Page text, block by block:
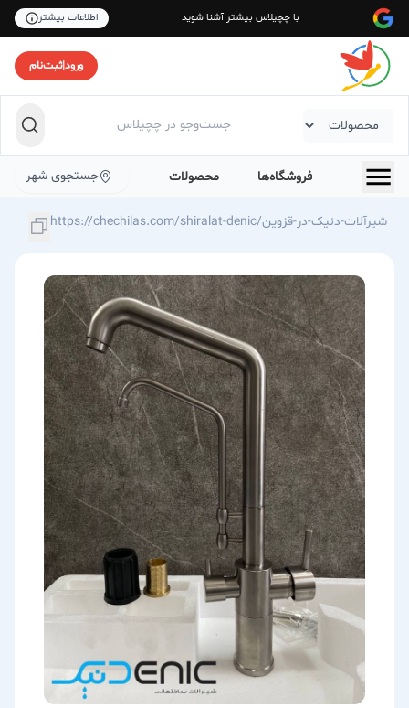
با چچیلاس بیشتر آشنا شوید اطلاعات بیشتر
ورود|ثبت‌نام
فروشگاه‌ها محصولات جستجوی شهر
https://chechilas.com/shiralat-denic/شیرآلات-دنیک-در-قزوین